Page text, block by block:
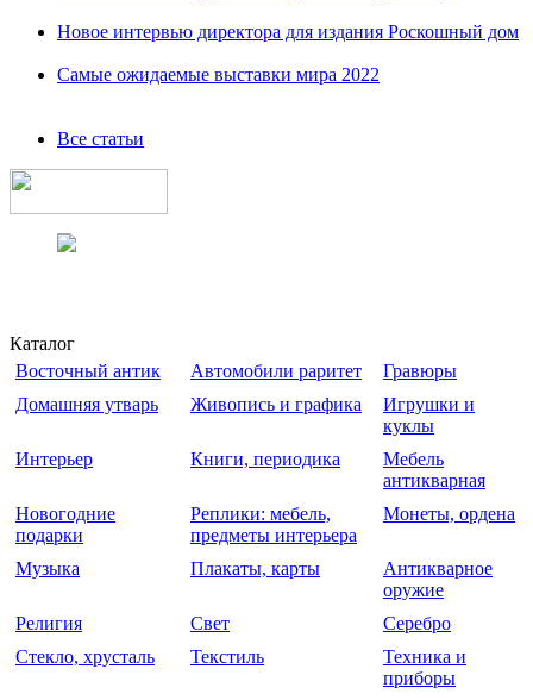
Новое интервью директора для издания Роскошный дом
Самые ожидаемые выставки мира 2022
Все статьи
Каталог
Восточный антик
Автомобили раритет
Гравюры
Домашняя утварь
Живопись и графика
Игрушки и
куклы
Интерьер
Книги, периодика
Мебель
антикварная
Новогодние
подарки
Реплики: мебель,
предметы интерьера
Монеты, ордена
Музыка Плакаты, карты
Антикварное
оружие
Религия
Свет
Серебро
Стекло, хрусталь
Текстиль
Техника и
приборы